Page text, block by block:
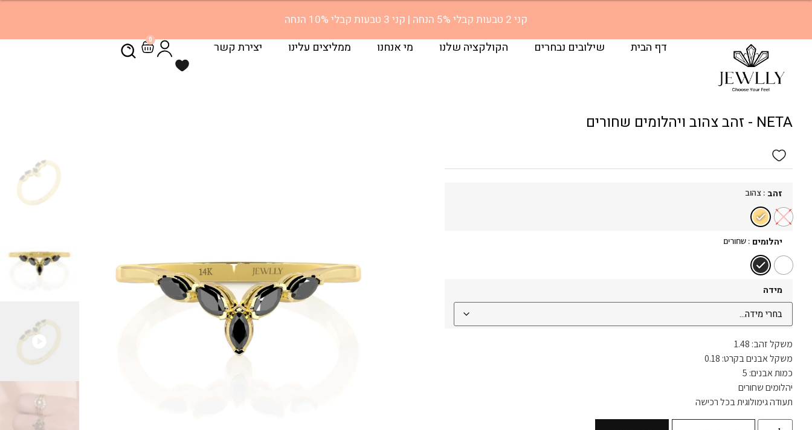
דף הבית שילובים נבחרים הקולקציה שלנו מי אנחנו ממליצים עלינו יצירת קשר 0
NETA - זהב צהוב ויהלומים שחורים
זהב : צהוב
יהלומים : שחורים
מידה
משקל זהב: 1.48
משקל אבנים בקרט: 0.18
כמות אבנים: 5
יהלומים שחורים
תעודה גימולוגית בכל רכישה